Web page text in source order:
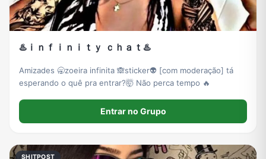
♨️ｉｎｆｉｎｉｔｙ ｃｈａｔ♨️
Amizades 🥱zoeira infinita 🙈sticker👽 [com moderação] tá
esperando o quê pra entrar?🤯 Não perca tempo 🔥
Entrar no Grupo
SHITPOST